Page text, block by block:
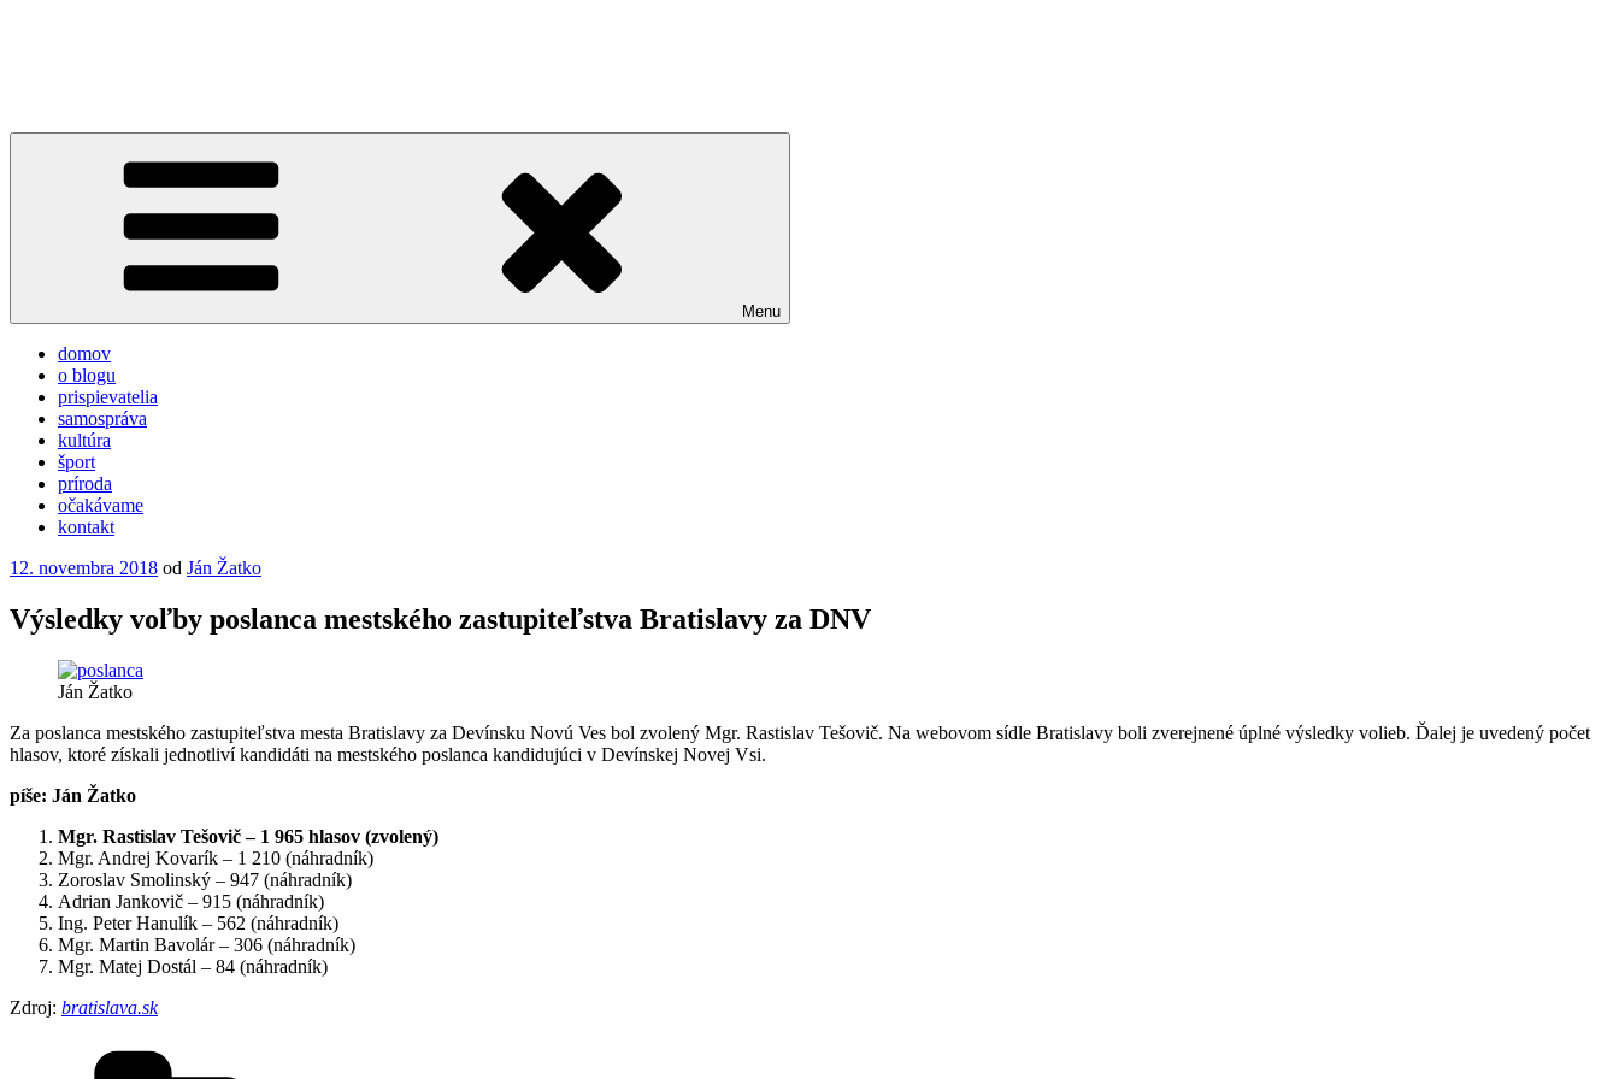
Menu
domov
o blogu
prispievatelia
samospráva
kultúra
šport
príroda
očakávame
kontakt
Publikované
12. novembra 2018 od Ján Žatko
Výsledky voľby poslanca mestského zastupiteľstva Bratislavy za DNV
Ján Žatko
Za poslanca mestského zastupiteľstva mesta Bratislavy za Devínsku Novú Ves bol zvolený Mgr. Rastislav Tešovič. Na webovom sídle Bratislavy boli zverejnené úplné výsledky volieb. Ďalej je uvedený počet
hlasov, ktoré získali jednotliví kandidáti na mestského poslanca kandidujúci v Devínskej Novej Vsi.
píše: Ján Žatko
Mgr. Rastislav Tešovič – 1 965 hlasov (zvolený)
Mgr. Andrej Kovarík – 1 210 (náhradník)
Zoroslav Smolinský – 947 (náhradník)
Adrian Jankovič – 915 (náhradník)
Ing. Peter Hanulík – 562 (náhradník)
Mgr. Martin Bavolár – 306 (náhradník)
Mgr. Matej Dostál – 84 (náhradník)
Zdroj: bratislava.sk